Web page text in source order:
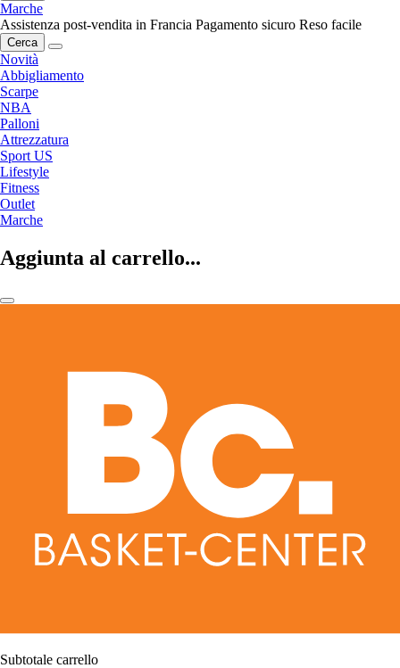
Marche
Assistenza post-vendita in Francia Pagamento sicuro Reso facile
Cerca
Novità
Abbigliamento
Scarpe
NBA
Palloni
Attrezzatura
Sport US
Lifestyle
Fitness
Outlet
Marche
Aggiunta al carrello...
Subtotale carrello